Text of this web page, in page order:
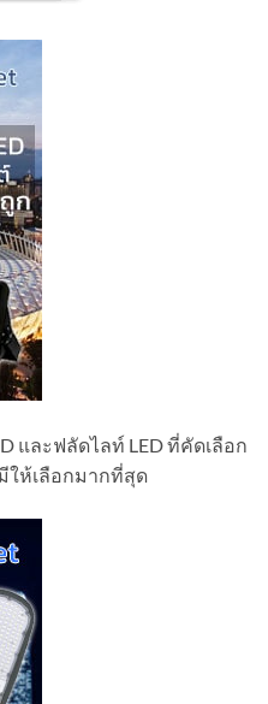
และฟลัดไลท์ LED ที่คัดเลือก
ห้เลือกมากที่สุด